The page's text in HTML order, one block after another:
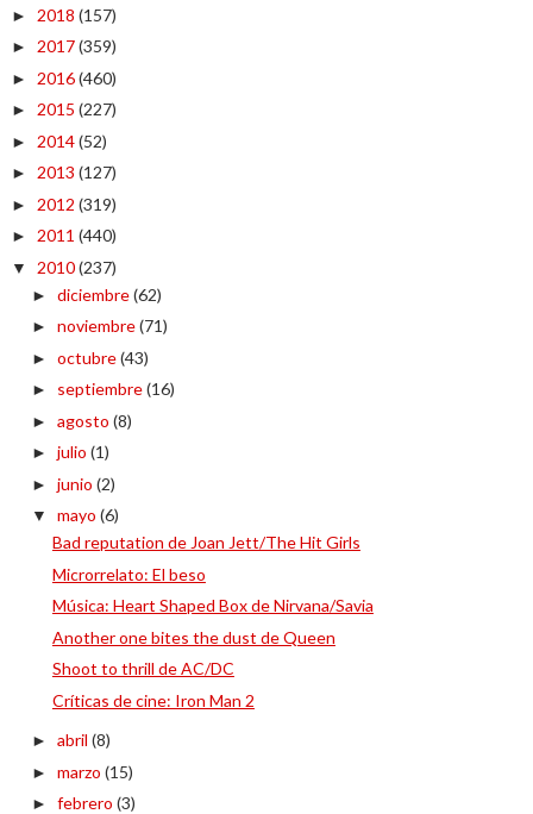
► 2018 (157)
► 2017(359)
► 2016(460)
► 2015 (227)
► 2014(52)
► 2013 (127)
► 2012 (319)
► 2011 (440)
▼ 2010(237)
► diciembre(62)
► noviembre(71)
► octubre(43)
► septiembre(16)
► agosto (8)
► julio (1)
► junio (2)
▼ mayo (6)
Bad reputation de Joan Jett/The Hit Girls
Microrrelato: El beso
Música: Heart Shaped Box de Nirvana/Savia
Another one bites the dust de Queen
Shoot to thrill de AC/DC
Críticas de cine: Iron Man 2
► abril (8)
► marzo (15)
► febrero (3)